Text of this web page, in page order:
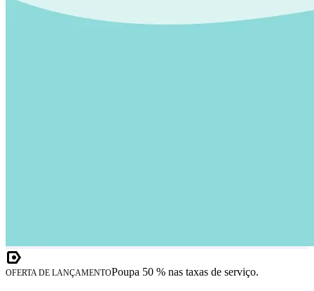
OFERTA DE LANÇAMENTOPoupa 50 % nas taxas de serviço.